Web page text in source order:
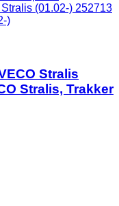
(01.02-) 252713
)
Stralis
Stralis, Trakker